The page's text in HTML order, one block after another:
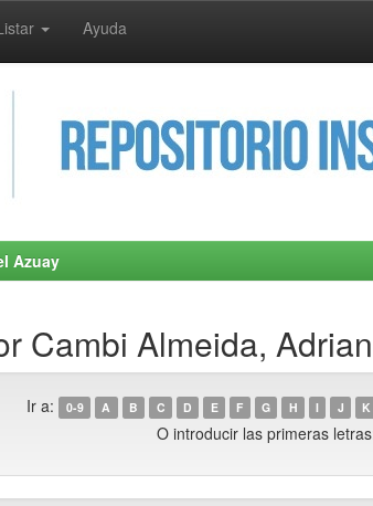
Ayuda
Azuay
Cambi Almeida,
Ir a: 0-9 A B C D E F G H I J K
O introducir las primeras